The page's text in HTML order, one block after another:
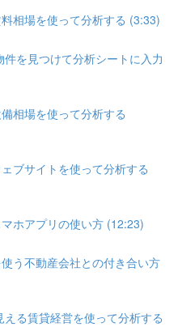
相場を使って分析する (3:33)
を見つけて分析シートに入力
相場を使って分析する
ブサイトを使って分析する
ホアプリの使い方 (12:23)
う不動産会社との付き合い方
る賃貸経営を使って分析する